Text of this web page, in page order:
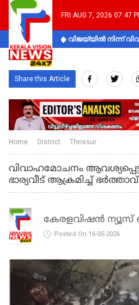
FRI AUG 7, 2026 07:47
വിജയ്‌യിൽ നിന്ന്
Share this Article
Home District Thrissur
വിവാഹമോചനം
ഭാര്യവീട് ആക്രമിച്ച് ഭർത്താവ്
കേരളവിഷൻ
Posted On 16-05-2026